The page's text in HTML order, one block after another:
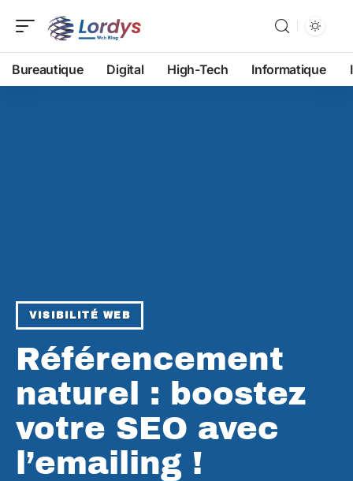
Bureautique Digital High-Tech Informatique
VISIBILITÉ WEB
Référencement
naturel : boostez
votre SEO avec
l’emailing !